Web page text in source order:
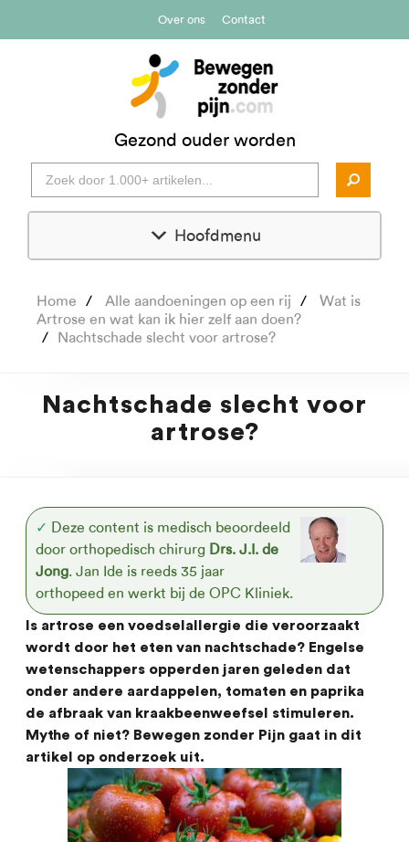
Over ons Contact
Gezond ouder worden
Hoofdmenu
Home Alle aandoeningen op een rij
Wat is
Artrose en wat kan ik hier zelf aan doen?
Nachtschade slecht voor artrose?
Nachtschade slecht voor
artrose?
✓ Deze content is medisch beoordeeld
door orthopedisch chirurg Drs. J.I. de
Jong. Jan Ide is reeds 35 jaar
orthopeed en werkt bij de OPC Kliniek.
Is artrose een voedselallergie die veroorzaakt
wordt door het eten van nachtschade? Engelse
wetenschappers opperden jaren geleden dat
onder andere aardappelen, tomaten en paprika
de afbraak van kraakbeenweefsel stimuleren.
Mythe of niet? Bewegen zonder Pijn gaat in dit
artikel op onderzoek uit.